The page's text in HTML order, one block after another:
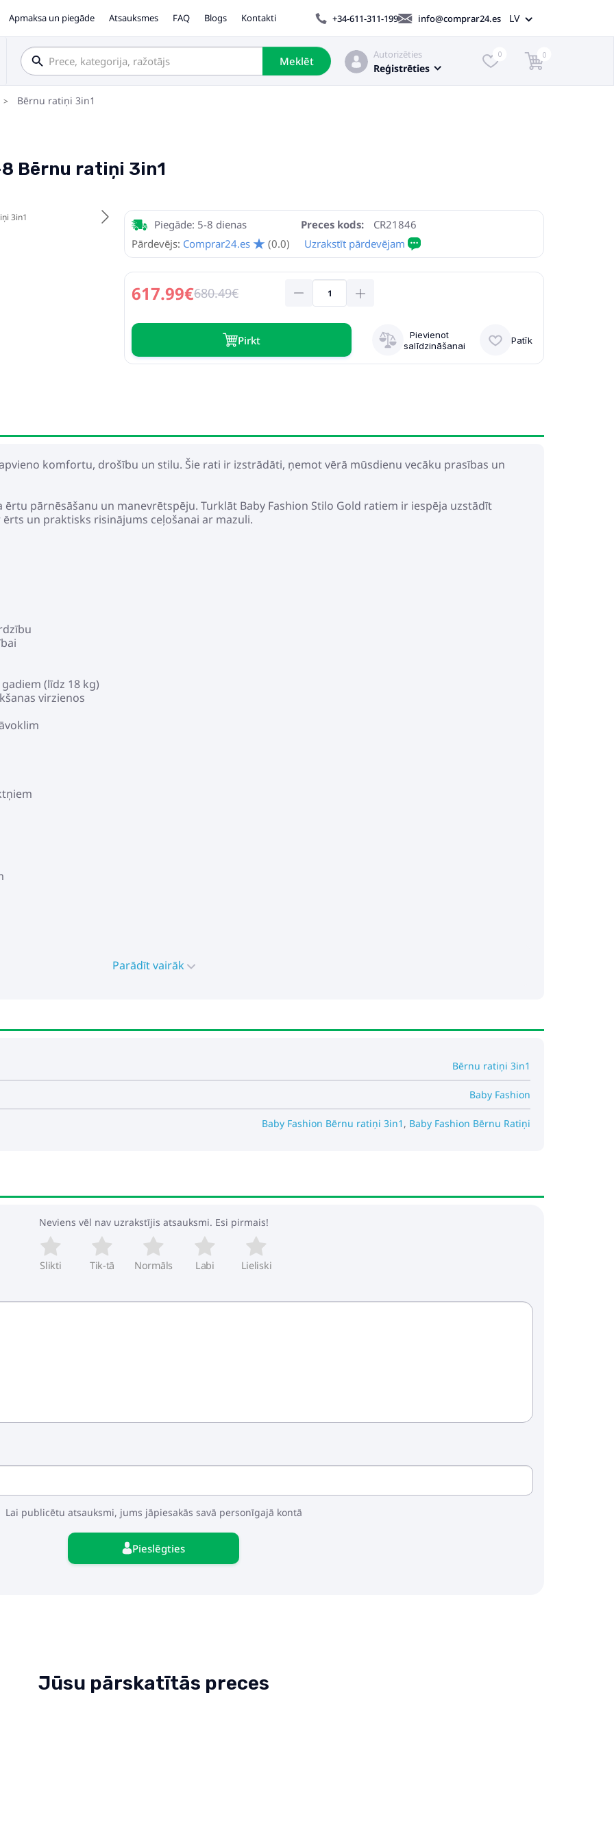
Apmaksa un piegāde Atsauksmes FAQ Blogs Kontakti +34-611-311-199 info@comprar24.es LV
Meklēt
Autorizēties
Reģistrēties
0 0
Bērnu ratiņi 3in1
8 Bērnu ratiņi 3in1
Piegāde: 5-8 dienas Preces kods:
CR21846
Pārdevējs: Comprar24.es (0.0)
617.99€680.49€
Pirkt Patīk
Pievienot
salīdzināšanai
komfortu, drošību un stilu. Šie rati ir izstrādāti, ņemot vērā mūsdienu vecāku prasības un
pārnēsāšanu un manevrētspēju. Turklāt Baby Fashion Stilo Gold ratiem ir iespēja uzstādīt
un praktisks risinājums ceļošanai ar mazuli.
(līdz 18 kg)
virzienos
auguma
Parādīt vairāk
Bērnu ratiņi 3in1
Baby Fashion
Baby Fashion Bērnu ratiņi 3in1 , Baby Fashion Bērnu Ratiņi
Neviens vēl nav uzrakstījis atsauksmi. Esi pirmais!
Slikti Tik-tā Normāls Labi Lieliski
Lai publicētu atsauksmi, jums jāpiesakās savā personīgajā kontā
Pieslēgties
Jūsu pārskatītās preces